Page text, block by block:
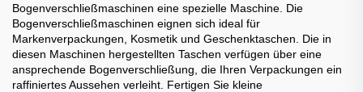
Bogenverschließmaschinen eine spezielle Maschine. Die
Bogenverschließmaschinen eignen sich ideal für
Markenverpackungen, Kosmetik und Geschenktaschen. Die in
diesen Maschinen hergestellten Taschen verfügen über eine
ansprechende Bogenverschließung, die Ihren Verpackungen ein
raffiniertes Aussehen verleiht. Fertigen Sie kleine